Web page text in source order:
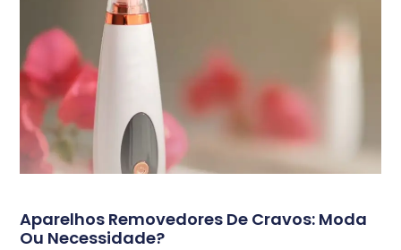
Aparelhos Removedores De Cravos: Moda
Ou Necessidade?